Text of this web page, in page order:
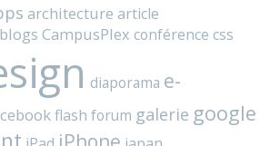
architecture article
blogs CampusPlex conférence css
diaporama e-
flash forum galerie google